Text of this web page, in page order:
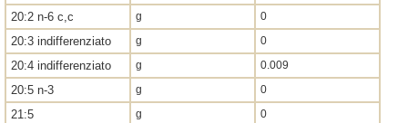
20:2 n-6 c,c g 0
20:3 indifferenziato g 0
20:4 indifferenziato g 0.009
20:5 n-3 g 0
21:5 g 0